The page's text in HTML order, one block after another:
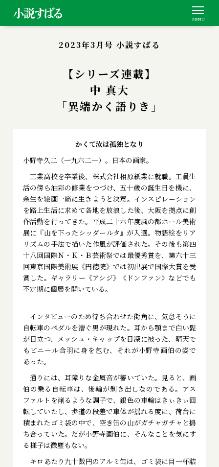
2023年3月号 小説すばる
【シリーズ連載】
中 真大
「異端かく語りき」
かくて汝は孤独となり
小野寺久二（一九六二―）。日本の画家。
工業高校を卒業後、株式会社相原紙業に就職。工員生
活の傍ら油彩の修業をつづけ、五十歳の誕生日を機に、
余生を絵画一筋に生きようと決意。インスピレーション
を路上生活に求めて各地を放浪した後、大阪を拠点に創
作活動を行ってきた。平成二十六年度風の都ホール美術
展に『山を下ったシッダールタ』が入選。物語絵をリア
リズムの手法で描いた作風が評価された。その後も第四
十八回国際Ｎ・Ｋ・Ｂ芸術祭では最優秀賞を、第六十三
回東京国際美術展《円徳院》では初出展で国際大賞を受
賞した。ギャラリー《アシジ》《ドンファン》などでも
不定期に個展を開いている。
インタビューのため待ち合わせた街角に、気怠そうに
自転車のペダルを漕ぐ男が現れた。耳から顎まで白い髭
が目立つ、メッシュ・キャップを目深に被った、晴天で
もビニール合羽に身を包む、それが小野寺画伯の姿で
あった。
通りには、耳障りな金属音が響いていた。見ると、画
伯の乗る自転車は、後輪が剝き出しなのである。アス
ファルトを削るような調子で、銀色の車輪はきぃきぃ回
転していたし、歩道の段差で車体が揺れる度に、荷台に
積まれたゴミ袋の中で、空き缶の山がガチャガチャと搗
ち合っていた。だが小野寺画伯に、そんなことを気にす
る様子は微塵もない。
キロあたり九十数円のアルミ缶は、ゴミ袋に目一杯詰